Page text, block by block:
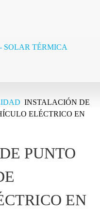
SOLAR TÉRMICA
INSTALACIÓN DE
ELÉCTRICO EN
PUNTO
EN